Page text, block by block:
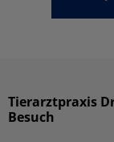
Tierarztpraxis
Besuch